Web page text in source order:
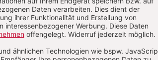
+ Digitalzugang
inkl. MwSt., zzgl. 10,80 € Versand (D)
Im Abo Im Digital-Abo